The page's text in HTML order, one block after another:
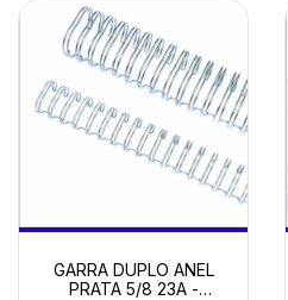
GARRA DUPLO ANEL
PRATA 5/8 23A -